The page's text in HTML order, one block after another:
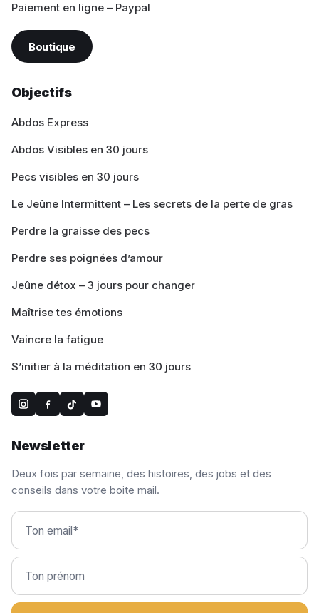
Paiement en ligne – Paypal
Boutique
Objectifs
Abdos Express
Abdos Visibles en 30 jours
Pecs visibles en 30 jours
Le Jeûne Intermittent – Les secrets de la perte de gras
Perdre la graisse des pecs
Perdre ses poignées d’amour
Jeûne détox – 3 jours pour changer
Maîtrise tes émotions
Vaincre la fatigue
S’initier à la méditation en 30 jours
Newsletter
Deux fois par semaine, des histoires, des jobs et des
conseils dans votre boite mail.